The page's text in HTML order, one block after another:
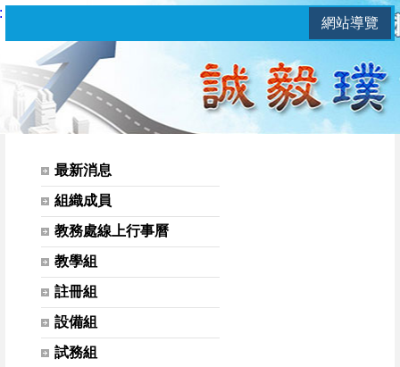
網站導覽
教務處 | 實驗研究組
網站選單最新消息
組織成員
教務處線上行事曆
教學組
註冊組
設備組
試務組